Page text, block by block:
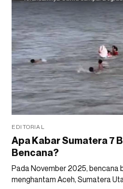
EDITORIAL
Apa Kabar Sumatera 7
Bencana?
Pada November 2025, bencana
menghantam Aceh, Sumatera